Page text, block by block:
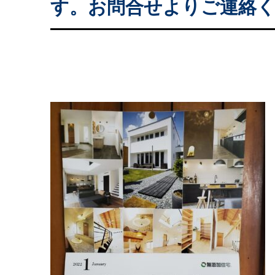
す。お問合せよりご連絡く